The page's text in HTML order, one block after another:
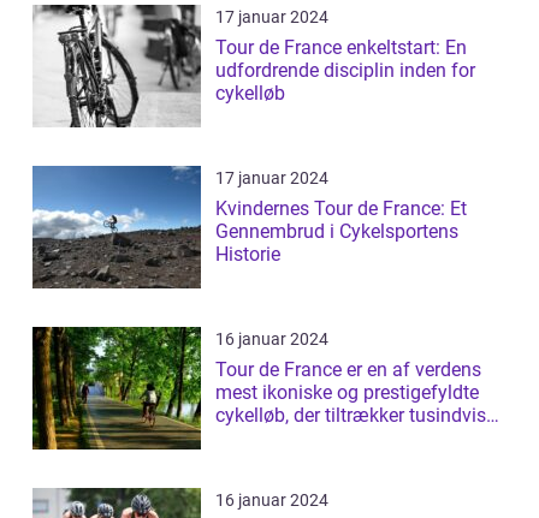
17 januar 2024
Tour de France enkeltstart: En
udfordrende disciplin inden for
cykelløb
17 januar 2024
Kvindernes Tour de France: Et
Gennembrud i Cykelsportens
Historie
16 januar 2024
Tour de France er en af verdens
mest ikoniske og prestigefyldte
cykelløb, der tiltrækker tusindvis
16 januar 2024